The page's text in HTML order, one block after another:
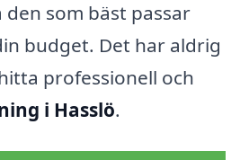
som bäst passar
budget. Det har aldrig
professionell och
i Hasslö.